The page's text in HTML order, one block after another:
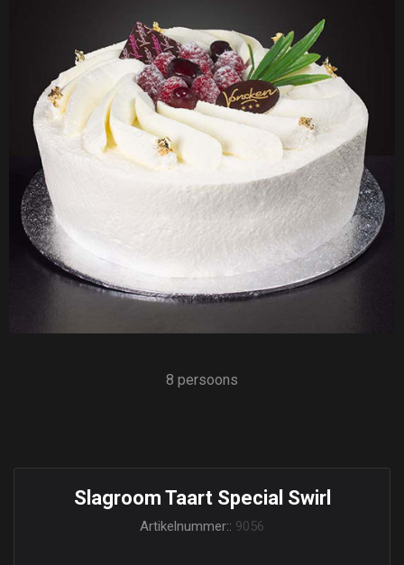
8 persoons
Slagroom Taart Special Swirl
Artikelnummer:: 9056